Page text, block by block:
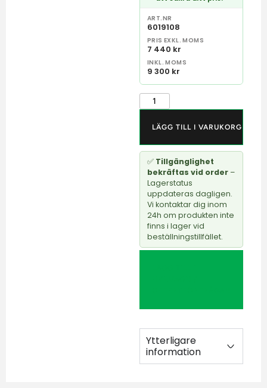
ART.NR
6019108
PRIS EXKL. MOMS
7 440 kr
INKL. MOMS
9 300 kr
LÄGG TILL I VARUKORG
✅ Tillgänglighet
bekräftas vid order –
Lagerstatus
uppdateras dagligen.
Vi kontaktar dig inom
24h om produkten inte
finns i lager vid
beställningstillfället.
Ytterligare
information